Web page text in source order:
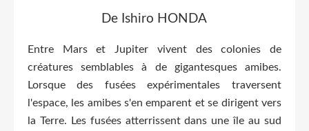
De Ishiro HONDA
Entre Mars et Jupiter vivent des colonies de
créatures semblables à de gigantesques amibes.
Lorsque des fusées expérimentales traversent
l'espace, les amibes s'en emparent et se dirigent vers
la Terre. Les fusées atterrissent dans une île au sud